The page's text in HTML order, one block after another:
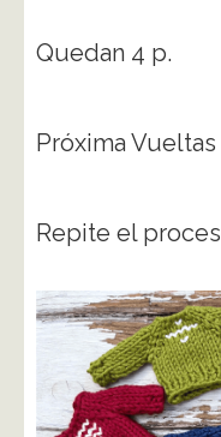
Quedan 4 p.
Próxima
Repite el